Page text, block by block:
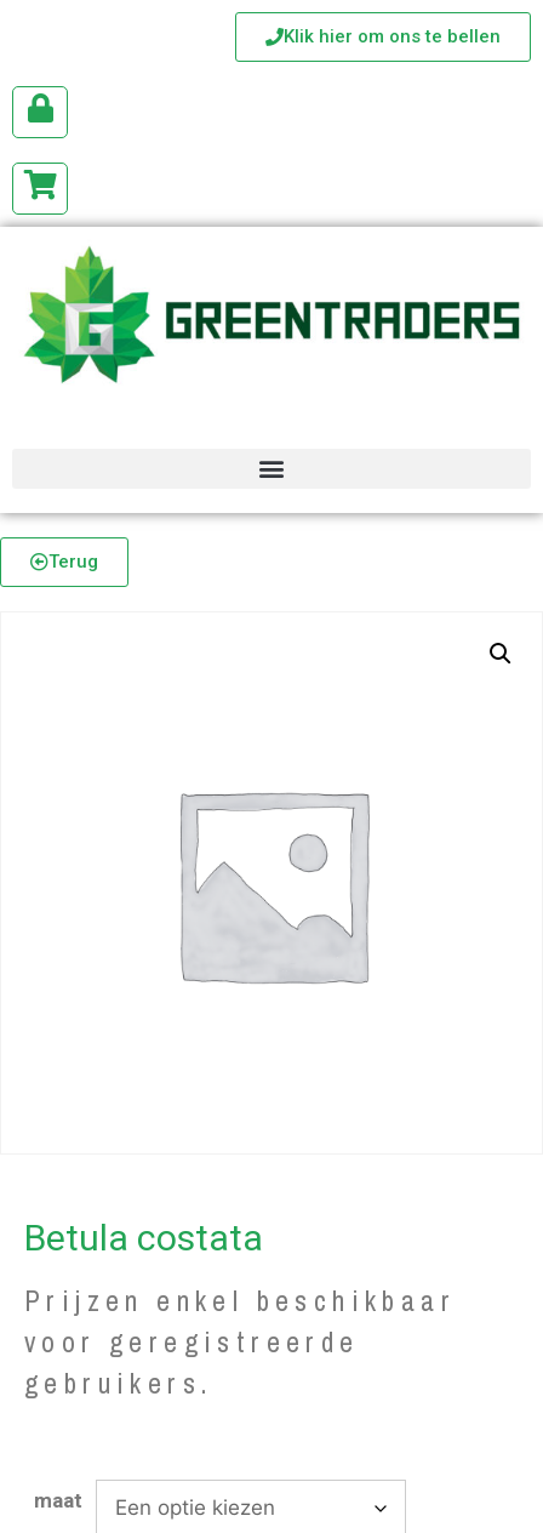
Klik hier om ons te bellen
Terug
Betula costata
Prijzen enkel beschikbaar
voor geregistreerde
gebruikers.
maat